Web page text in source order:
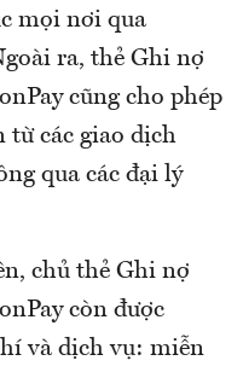
mọi nơi qua
ra, thẻ Ghi nợ
cũng cho phép
từ các giao dịch
qua các đại lý
chủ thẻ Ghi nợ
còn được
và dịch vụ: miễn